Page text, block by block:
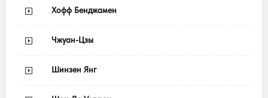
Хофф Бенджамен
Чжуан-Цзы
Шинзен Янг